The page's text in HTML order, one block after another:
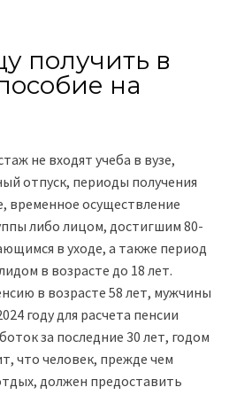
получить в
на
не входят учеба в вузе,
отпуск, периоды получения
временное осуществление
либо лицом, достигшим 80-
в уходе, а также период
в возрасте до 18 лет.
в возрасте 58 лет, мужчины
году для расчета пенсии
за последние 30 лет, годом
что человек, прежде чем
должен предоставить